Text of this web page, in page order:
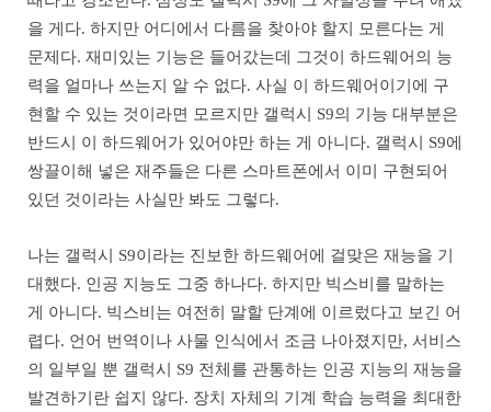
을 게다. 하지만 어디에서 다름을 찾아야 할지 모른다는 게
문제다. 재미있는 기능은 들어갔는데 그것이 하드웨어의 능
력을 얼마나 쓰는지 알 수 없다. 사실 이 하드웨어이기에 구
현할 수 있는 것이라면 모르지만 갤럭시 S9의 기능 대부분은
반드시 이 하드웨어가 있어야만 하는 게 아니다. 갤럭시 S9에
쌍끌이해 넣은 재주들은 다른 스마트폰에서 이미 구현되어
있던 것이라는 사실만 봐도 그렇다.
나는 갤럭시 S9이라는 진보한 하드웨어에 걸맞은 재능을 기
대했다. 인공 지능도 그중 하나다. 하지만 빅스비를 말하는
게 아니다. 빅스비는 여전히 말할 단계에 이르렀다고 보긴 어
렵다. 언어 번역이나 사물 인식에서 조금 나아졌지만, 서비스
의 일부일 뿐 갤럭시 S9 전체를 관통하는 인공 지능의 재능을
발견하기란 쉽지 않다. 장치 자체의 기계 학습 능력을 최대한